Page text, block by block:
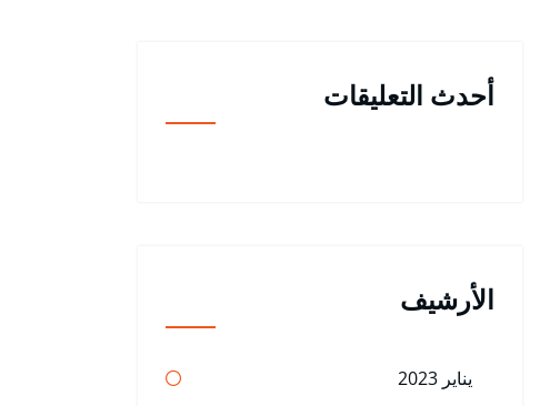
أحدث التعليقات
الأرشيف
يناير 2023